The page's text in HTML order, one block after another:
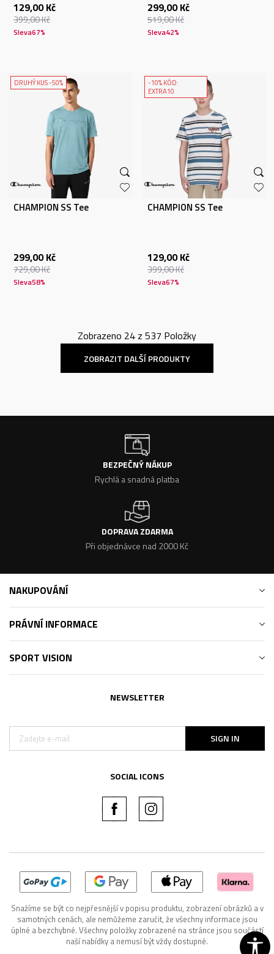
129,00 Kč
399,00Kč
Sleva67%
299,00 Kč
519,00Kč
Sleva42%
DRUHÝ KUS -50%
CHAMPION SS Tee
299,00 Kč
729,00Kč
Sleva58%
-10% KÓD:
EXTRA10
CHAMPION SS Tee
129,00 Kč
399,00Kč
Sleva67%
Zobrazeno 24 z 537 Položky
ZOBRAZIT DALŠÍ PRODUKTY
BEZPEČNÝ NÁKUP
Rychlá a snadná platba
DOPRAVA ZDARMA
Při objednávce nad 2000 Kč
NAKUPOVÁNÍ
PRÁVNÍ INFORMACE
SPORT VISION
NEWSLETTER
SIGN IN
SOCIAL ICONS
Snažíme se být co nejpřesnější v popisu produktu, zobrazení obrázků a v
samotných cenách, ale nemůžeme zaručit, že všechny informace jsou
úplné a bezchybné. Všechny položky zobrazené na stránce jsou součástí
naší nabídky a nemusí být vždy dostupné.